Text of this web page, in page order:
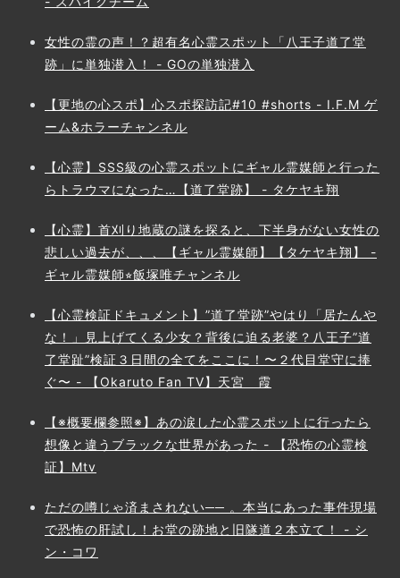
女性の霊の声！？超有名心霊スポット「八王子道了堂
跡」に単独潜入！ - GOの単独潜入
【更地の心スポ】心スポ探訪記#10 #shorts - I.F.M ゲ
ーム&ホラーチャンネル
【心霊】SSS級の心霊スポットにギャル霊媒師と行った
らトラウマになった…【道了堂跡】 - タケヤキ翔
【心霊】首刈り地蔵の謎を探ると、下半身がない女性の
悲しい過去が、、、【ギャル霊媒師】【タケヤキ翔】 -
ギャル霊媒師⭐︎飯塚唯チャンネル
【心霊検証ドキュメント】”道了堂跡”やはり「居たんや
な！」見上げてくる少女？背後に迫る老婆？八王子”道
了堂趾”検証３日間の全てをここに！〜２代目堂守に捧
ぐ〜 - 【Okaruto Fan TV】天宮 霞
【※概要欄参照※】あの涙した心霊スポットに行ったら
想像と違うブラックな世界があった - 【恐怖の心霊検
証】Mtv
ただの噂じゃ済まされない── 。本当にあった事件現場
で恐怖の肝試し！お堂の跡地と旧隧道２本立て！ - シ
ン・コワ